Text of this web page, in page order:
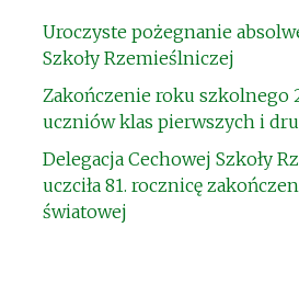
Uroczyste pożegnanie
Szkoły Rzemieślniczej
Zakończenie roku szkolnego
uczniów klas pierwszych i
Delegacja Cechowej Szkoły
uczciła 81. rocznicę
światowej